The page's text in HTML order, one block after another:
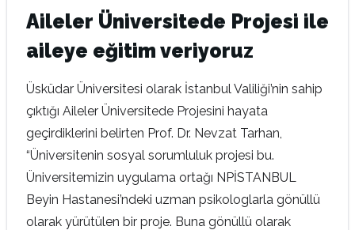
Aileler Üniversitede Projesi ile
aileye eğitim veriyoruz
Üsküdar Üniversitesi olarak İstanbul Valiliği’nin sahip
çıktığı Aileler Üniversitede Projesini hayata
geçirdiklerini belirten Prof. Dr. Nevzat Tarhan,
“Üniversitenin sosyal sorumluluk projesi bu.
Üniversitemizin uygulama ortağı NPİSTANBUL
Beyin Hastanesi’ndeki uzman psikologlarla gönüllü
olarak yürütülen bir proje. Buna gönüllü olarak